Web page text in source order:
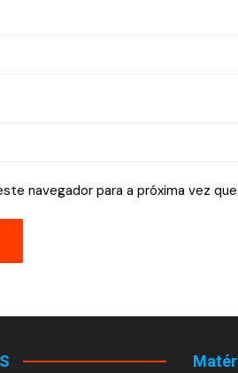
navegador para a próxima vez